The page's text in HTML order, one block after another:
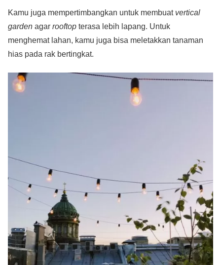
Kamu juga mempertimbangkan untuk membuat vertical
garden agar rooftop terasa lebih lapang. Untuk
menghemat lahan, kamu juga bisa meletakkan tanaman
hias pada rak bertingkat.